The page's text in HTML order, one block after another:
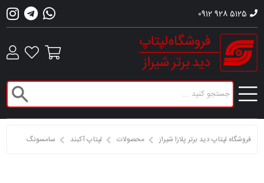
0912 928 5125
فروشگاه لپتاپ دید برتر پلازا شیراز محصولات لپتاپ آکبند سامسونگ